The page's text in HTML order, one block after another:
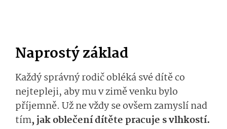
Naprostý základ
Každý správný rodič obléká své dítě co
nejtepleji, aby mu v zimě venku bylo
příjemně. Už ne vždy se ovšem zamyslí nad
tím, jak oblečení dítěte pracuje s vlhkostí.